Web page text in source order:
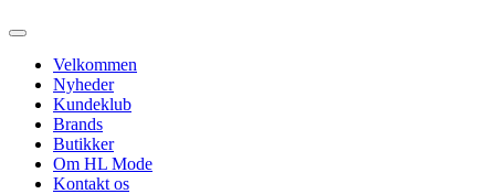
Velkommen
Nyheder
Kundeklub
Brands
Butikker
Om HL Mode
Kontakt os